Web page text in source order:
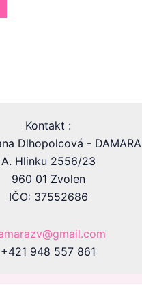
Kontakt :
Dlhopolcová - DAMARA
A. Hlinku 2556/23
960 01 Zvolen
IČO: 37552686
+421 948 557 861